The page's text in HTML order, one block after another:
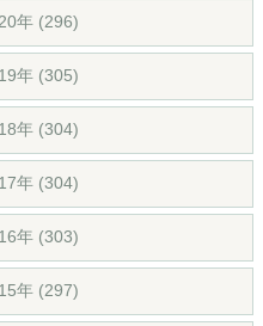
年 (296)
年 (305)
年 (304)
年 (304)
年 (303)
年 (297)